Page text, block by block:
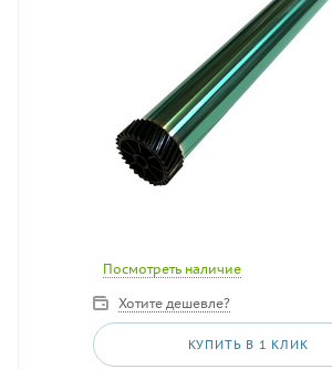
Посмотреть наличие
Хотите дешевле?
КУПИТЬ В 1 КЛИК